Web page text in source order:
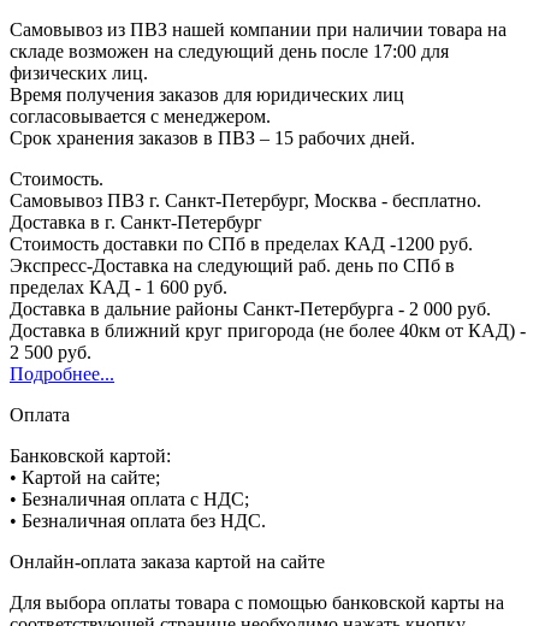
Самовывоз из ПВЗ нашей компании при наличии товара на
складе возможен на следующий день после 17:00 для
физических лиц.
Время получения заказов для юридических лиц
согласовывается с менеджером.
Срок хранения заказов в ПВЗ – 15 рабочих дней.
Стоимость.
Самовывоз ПВЗ г. Санкт-Петербург, Москва - бесплатно.
Доставка в г. Санкт-Петербург
Стоимость доставки по СПб в пределах КАД -1200 руб.
Экспресс-Доставка на следующий раб. день по СПб в
пределах КАД - 1 600 руб.
Доставка в дальние районы Санкт-Петербурга - 2 000 руб.
Доставка в ближний круг пригорода (не более 40км от КАД) -
2 500 руб.
Подробнее...
Оплата
Банковской картой:
• Картой на сайте;
• Безналичная оплата с НДС;
• Безналичная оплата без НДС.
Онлайн-оплата заказа картой на сайте
Для выбора оплаты товара с помощью банковской карты на